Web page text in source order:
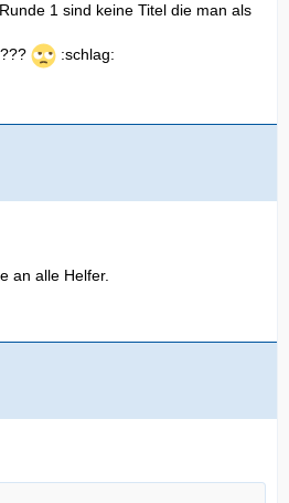
1 sind keine Titel die man als
:schlag:
an alle Helfer.